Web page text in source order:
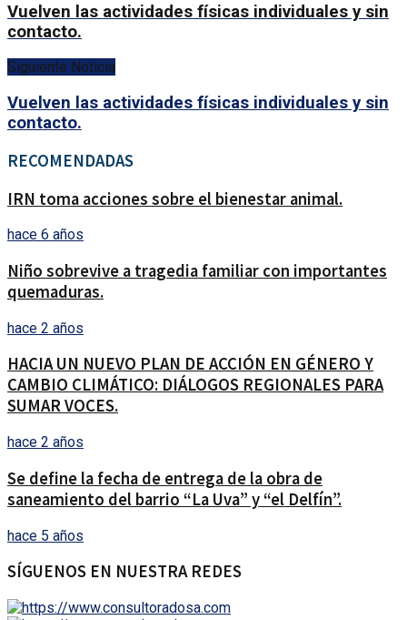
Vuelven las actividades físicas individuales y sin
contacto.
Siguiente Noticia
Vuelven las actividades físicas individuales y sin
contacto.
RECOMENDADAS
IRN toma acciones sobre el bienestar animal.
hace 6 años
Niño sobrevive a tragedia familiar con importantes
quemaduras.
hace 2 años
HACIA UN NUEVO PLAN DE ACCIÓN EN GÉNERO Y
CAMBIO CLIMÁTICO: DIÁLOGOS REGIONALES PARA
SUMAR VOCES.
hace 2 años
Se define la fecha de entrega de la obra de
saneamiento del barrio “La Uva” y “el Delfín”.
hace 5 años
SÍGUENOS EN NUESTRA REDES